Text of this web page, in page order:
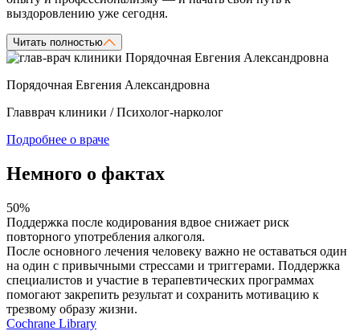
выздоровлению уже сегодня.
Читать полностью
Порядочная Евгения Александровна
Главврач клиники / Психолог-нарколог
Подробнее о враче
Немного о фактах
50%
Поддержка после кодирования вдвое снижает риск
повторного употребления алкоголя.
После основного лечения человеку важно не оставаться один
на один с привычными стрессами и триггерами. Поддержка
специалистов и участие в терапевтических программах
помогают закрепить результат и сохранить мотивацию к
трезвому образу жизни.
Cochrane Library